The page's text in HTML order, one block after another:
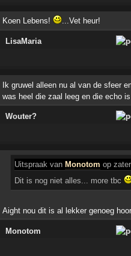
Koen Lebens! ...Vet heur!
LisaMaria
Ik gruwel alleen nu al van de sfeer
was heel die zaal leeg en die echo
Wouter?
Uitspraak van Monotom op
Dit is nog niet alles... more tbc
Aight nou dit is al lekker genoeg hoor
Monotom